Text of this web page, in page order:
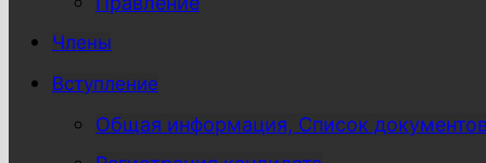
Члены
Вступление
Общая информация, Список